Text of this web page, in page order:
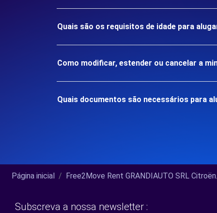
Quais são os requisitos de idade para
Como modificar, estender ou cancelar a
Quais documentos são necessários para
Página inicial Free2Move Rent GRANDIAUTO SRL
Subscreva a nossa newsletter :